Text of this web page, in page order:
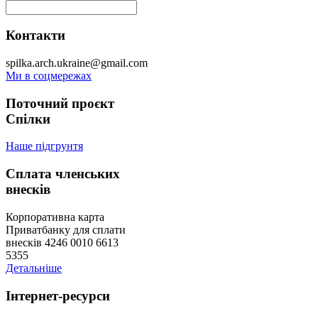
Контакти
spilka.arch.ukraine@gmail.com
Ми в соцмережах
Поточний проєкт
Спілки
Наше підгрунтя
Сплата членських
внесків
Корпоративна карта
Приватбанку для сплати
внесків 4246 0010 6613
5355
Детальніше
Інтернет-ресурси